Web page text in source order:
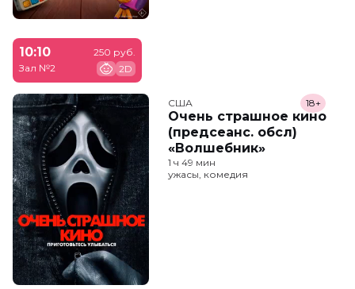
10:10
Зал №2
250 руб.
2D
США
Очень страшное кино
(предсеанс. обсл)
«Волшебник»
18+
1 ч 49 мин
ужасы, комедия